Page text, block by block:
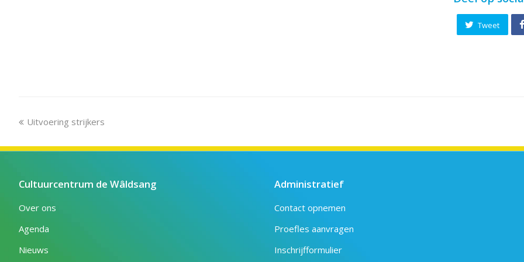
Tweet
previous
Uitvoering strijkers
Cultuurcentrum de Wâldsang
Over ons
Agenda
Nieuws
Administratief
Contact opnemen
Proefles aanvragen
Inschrijfformulier